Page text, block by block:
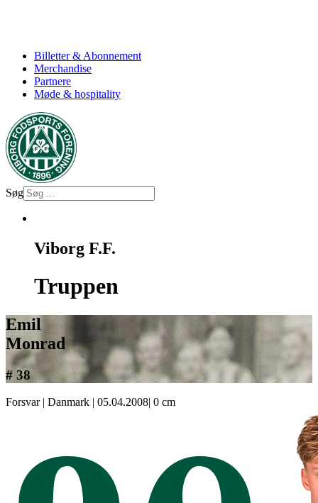
Billetter & Abonnement
Merchandise
Partnere
Møde & hospitality
Søg
Viborg F.F.
Truppen
Emil
Monrad
# 38
Forsvar | Danmark | 05.04.2008| 0 cm